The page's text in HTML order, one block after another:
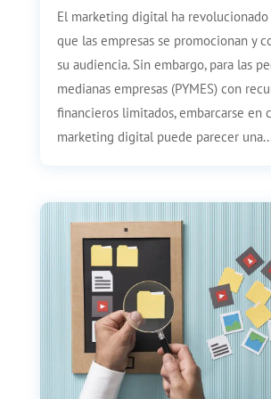
El marketing digital ha
que las empresas se promocionan y
su audiencia. Sin embargo, para las
medianas empresas (PYMES) con
financieros limitados, embarcarse en
marketing digital puede parecer